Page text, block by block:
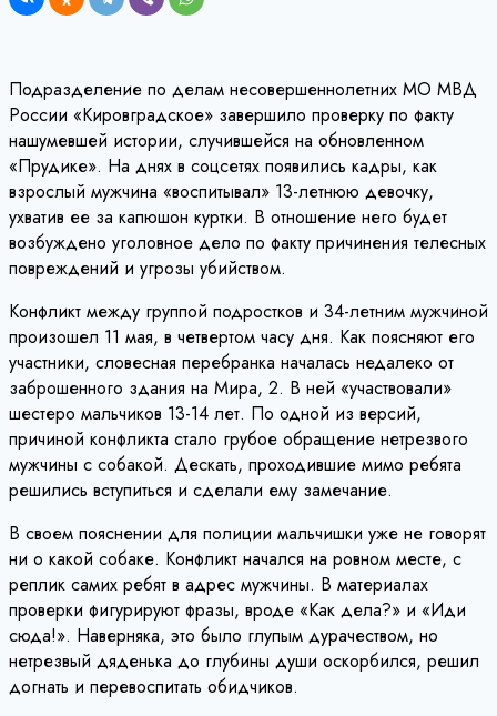
Подразделение по делам несовершеннолетних МО МВД
России «Кировградское» завершило проверку по факту
нашумевшей истории, случившейся на обновленном
«Прудике». На днях в соцсетях появились кадры, как
взрослый мужчина «воспитывал» 13-летнюю девочку,
ухватив ее за капюшон куртки. В отношение него будет
возбуждено уголовное дело по факту причинения телесных
повреждений и угрозы убийством.
Конфликт между группой подростков и 34-летним мужчиной
произошел 11 мая, в четвертом часу дня. Как поясняют его
участники, словесная перебранка началась недалеко от
заброшенного здания на Мира, 2. В ней «участвовали»
шестеро мальчиков 13-14 лет. По одной из версий,
причиной конфликта стало грубое обращение нетрезвого
мужчины с собакой. Дескать, проходившие мимо ребята
решились вступиться и сделали ему замечание.
В своем пояснении для полиции мальчишки уже не говорят
ни о какой собаке. Конфликт начался на ровном месте, с
реплик самих ребят в адрес мужчины. В материалах
проверки фигурируют фразы, вроде «Как дела?» и «Иди
сюда!». Наверняка, это было глупым дурачеством, но
нетрезвый дяденька до глубины души оскорбился, решил
догнать и перевоспитать обидчиков.